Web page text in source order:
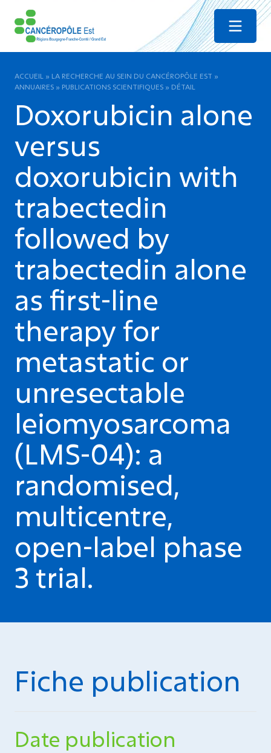
Menu
ACCUEIL » LA RECHERCHE AU SEIN DU CANCÉROPÔLE EST »
ANNUAIRES » PUBLICATIONS SCIENTIFIQUES » DÉTAIL
Doxorubicin alone
versus
doxorubicin with
trabectedin
followed by
trabectedin alone
as first-line
therapy for
metastatic or
unresectable
leiomyosarcoma
(LMS-04): a
randomised,
multicentre,
open-label phase
3 trial.
Fiche publication
Date publication